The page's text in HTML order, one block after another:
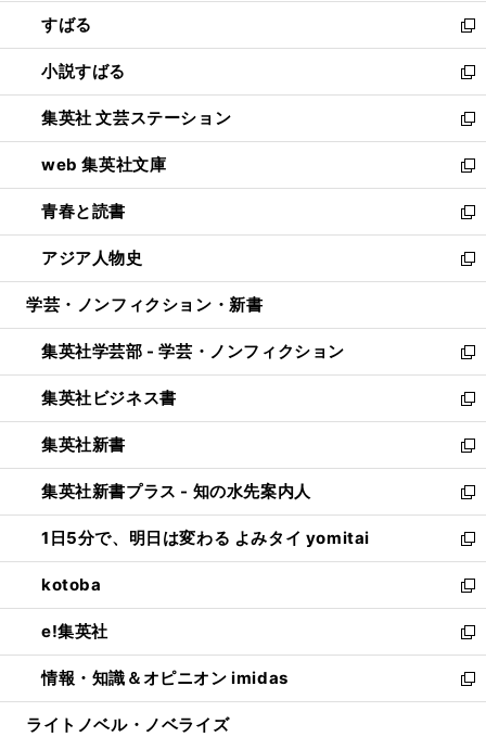
く
で
開
く
ド
ウ
で
開
く
すばる
新
し
い
ウ
ィ
ン
ド
ウ
で
開
く
小説すばる
新
し
い
ウ
ィ
ン
ド
ウ
で
開
集英社 文芸ステーション
新
し
い
ウ
ィ
ン
ド
ウ
開
く
web 集英社文庫
新
し
い
ウ
ィ
ン
ウ
で
開
く
青春と読書
新
し
い
ウ
ン
ド
ウ
で
開
く
アジア人物史
新
し
ウ
ィ
ン
ド
ウ
で
開
く
学芸・ノンフィクション・新書
集英社学芸部 - 学芸・ノンフィクション
新
し
い
ウ
ィ
ン
ド
ウ
で
開
く
集英社ビジネス書
新
し
い
ウ
ィ
ン
ド
ウ
で
開
く
集英社新書
新
し
い
ウ
ィ
ン
ド
ウ
で
開
く
集英社新書プラス - 知の水先案内人
新
し
い
ウ
ィ
ン
ド
ウ
で
開
1日5分で、明日は変わる よみタイ yomitai
新
し
い
ウ
ィ
ン
ド
ウ
kotoba
新
し
い
ウ
ィ
ン
e!集英社
新
し
い
ウ
情報・知識＆オピニオン imidas
新
し
ライトノベル・ノベライズ